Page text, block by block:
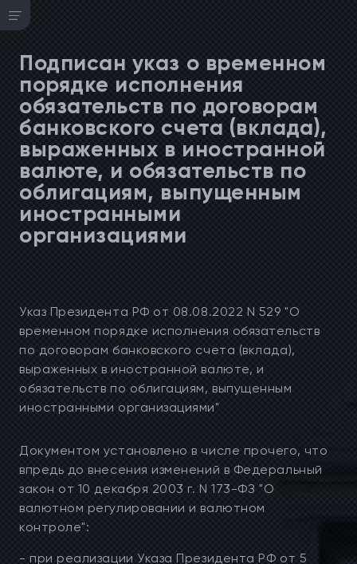
Подписан указ о временном
порядке исполнения
обязательств по договорам
банковского счета (вклада),
выраженных в иностранной
валюте, и обязательств по
облигациям, выпущенным
иностранными
организациями
Указ Президента РФ от 08.08.2022 N 529 "О
временном порядке исполнения обязательств
по договорам банковского счета (вклада),
выраженных в иностранной валюте, и
обязательств по облигациям, выпущенным
иностранными организациями"
Документом установлено в числе прочего, что
впредь до внесения изменений в Федеральный
закон от 10 декабря 2003 г. N 173-ФЗ "О
валютном регулировании и валютном
контроле":
- при реализации Указа Президента РФ от 5